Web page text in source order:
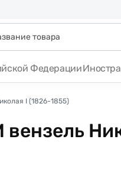
Федерации
I (1826-1855)